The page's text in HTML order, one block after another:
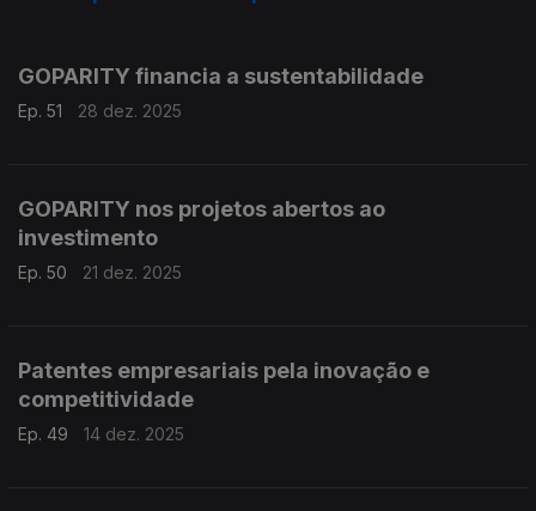
GOPARITY financia a sustentabilidade
Ep. 51 28 dez. 2025
GOPARITY nos projetos abertos ao
investimento
Ep. 50 21 dez. 2025
Patentes empresariais pela inovação e
competitividade
Ep. 49 14 dez. 2025